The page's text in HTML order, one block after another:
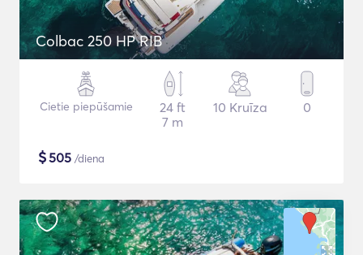
Colbac 250 HP RIB
Cietie piepūšamie
24 ft
7 m
10 Kruīza 0
$505 /diena